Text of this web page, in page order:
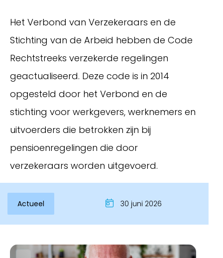
Het Verbond van Verzekeraars en de
Stichting van de Arbeid hebben de Code
Rechtstreeks verzekerde regelingen
geactualiseerd. Deze code is in 2014
opgesteld door het Verbond en de
stichting voor werkgevers, werknemers en
uitvoerders die betrokken zijn bij
pensioenregelingen die door
verzekeraars worden uitgevoerd.
Actueel 30 juni 2026